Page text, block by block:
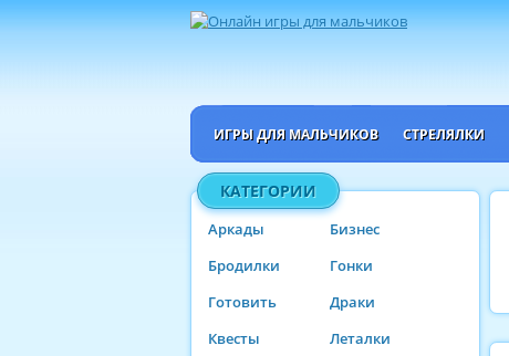
ИГРЫ ДЛЯ МАЛЬЧИКОВ СТРЕЛЯЛКИ
КАТЕГОРИИ
Аркады
Бизнес
Бродилки
Гонки
Готовить
Драки
Квесты
Леталки